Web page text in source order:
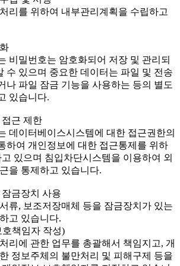
리를 위하여 내부관리계획을 수립하고
비밀번호는 암호화되어 저장 및 관리되
수 있으며 중요한 데이터는 파일 및 전송
나 파일 잠금 기능을 사용하는 등의 별도
있습니다.
근 제한
데이터베이스시스템에 대한 접근권한의
하여 개인정보에 대한 접근통제를 위하
있으며 침입차단시스템을 이용하여 외
을 통제하고 있습니다.
금장치 사용
류, 보조저장매체 등을 잠금장치가 있는
고 있습니다.
책임자 작성)
리에 관한 업무를 총괄해서 책임지고, 개
정보주체의 불만처리 및 피해구제 등을